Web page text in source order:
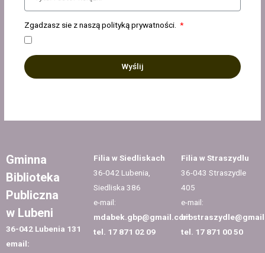
Zgadzasz sie z naszą polityką prywatności.
Wyślij
Gminna
Biblioteka
Publiczna
w Lubeni
36-042 Lubenia 131
email:
Filia w Siedliskach
36-042 Lubenia,
Siedliska 386
e-mail:
mdabek.gbp@gmail.com
tel. 17 871 02 09
Filia w Straszydlu
36-043 Straszydle
405
e-mail:
tel. 17 871 00 50